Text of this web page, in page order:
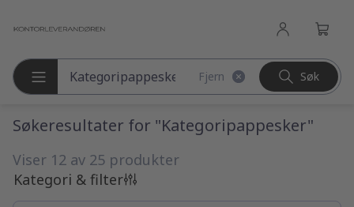
Søk etter produkter Fjern Søk
Søkeresultater for "Kategoripappesker"
Kategori & filter
Viser 12 av 25 produkter